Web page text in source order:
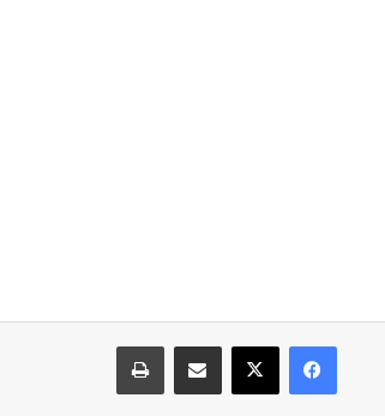
فيسبوكX مشاركة عبر البريد طباعة